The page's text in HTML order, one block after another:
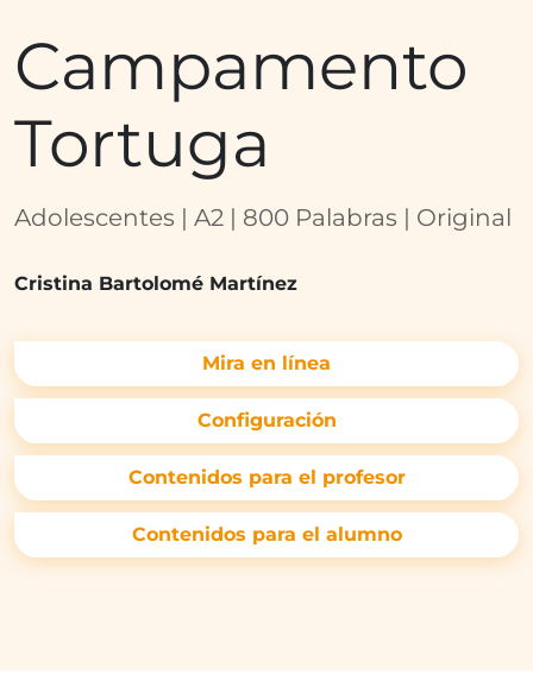
Campamento
Tortuga
Adolescentes | A2 | 800 Palabras | Original
Cristina Bartolomé Martínez
Mira en línea
Configuración
Contenidos para el profesor
Contenidos para el alumno